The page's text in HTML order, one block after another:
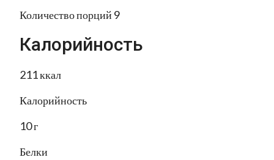
Количество порций 9
Калорийность
211 ккал
Калорийность
10 г
Белки